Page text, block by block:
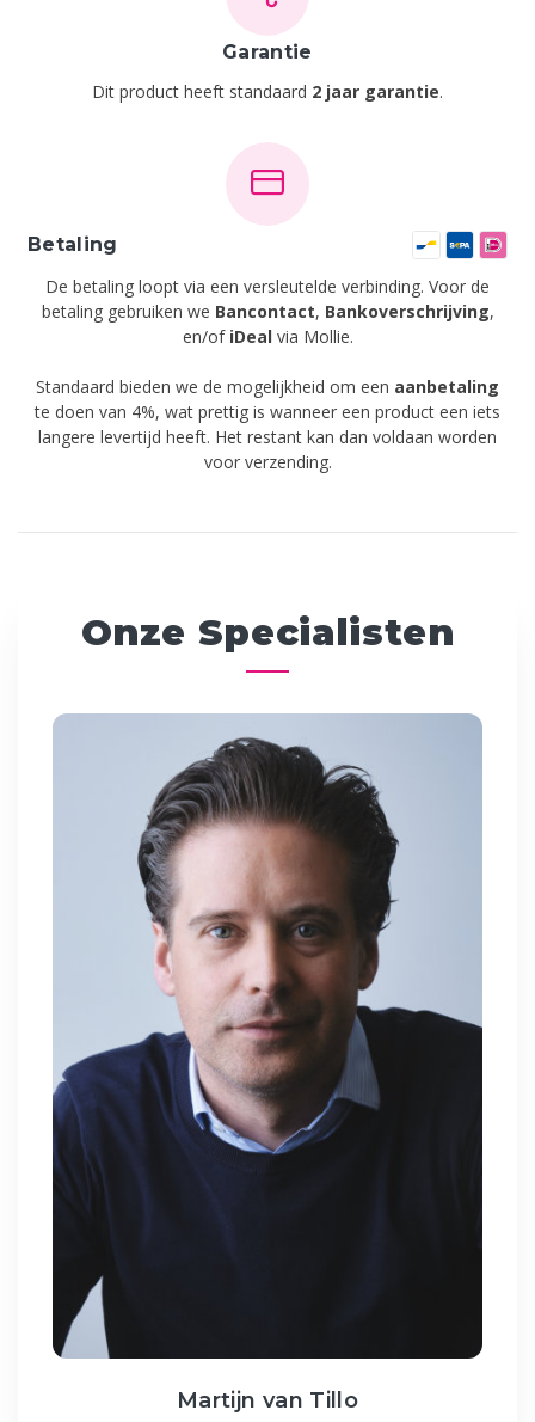
Garantie
Dit product heeft standaard 2 jaar garantie.
Betaling
De betaling loopt via een versleutelde verbinding. Voor de
betaling gebruiken we Bancontact, Bankoverschrijving,
en/of iDeal via Mollie.
Standaard bieden we de mogelijkheid om een aanbetaling
te doen van 4%, wat prettig is wanneer een product een iets
langere levertijd heeft. Het restant kan dan voldaan worden
voor verzending.
Onze Specialisten
Martijn van Tillo